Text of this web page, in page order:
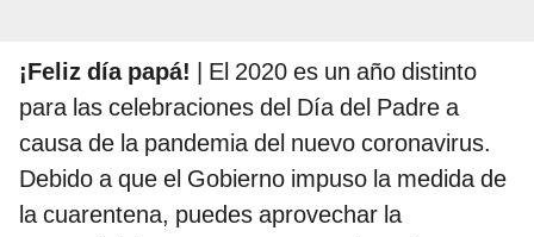
¡Feliz día papá! | El 2020 es un año distinto
para las celebraciones del Día del Padre a
causa de la pandemia del nuevo coronavirus.
Debido a que el Gobierno impuso la medida de
la cuarentena, puedes aprovechar la